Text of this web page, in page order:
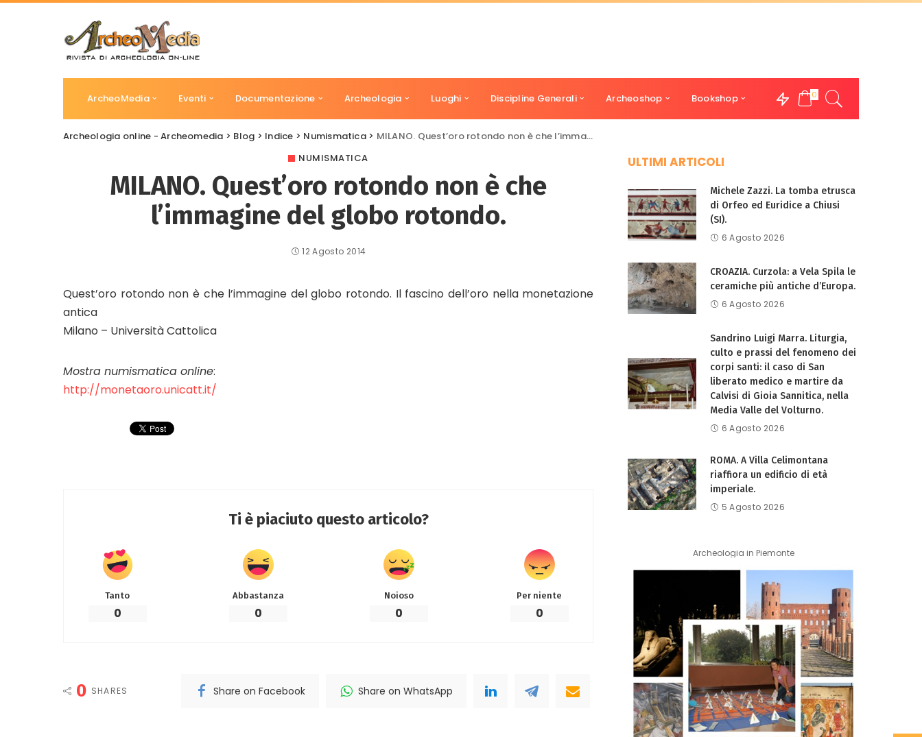
ArcheoMedia Eventi Documentazione Archeologia Luoghi Discipline Generali Archeoshop Bookshop 0
Archeologia online - Archeomedia > Blog > Indice > Numismatica> MILANO. Quest’oro rotondo non è che l’immagine del globo rotondo.
NUMISMATICA
MILANO. Quest’oro rotondo non è che
l’immagine del globo rotondo.
12 Agosto 2014
Quest’oro rotondo non è che l’immagine del globo rotondo. Il fascino dell’oro nella monetazione
antica
Milano – Università Cattolica
Mostra numismatica online:
http://monetaoro.unicatt.it/
Ti è piaciuto questo articolo?
Tanto
0
Abbastanza
0
Noioso
0
Per niente
0
0 SHARES Share on Facebook Share on WhatsApp
ULTIMI ARTICOLI
Michele Zazzi. La tomba etrusca
di Orfeo ed Euridice a Chiusi
(SI).
6 Agosto 2026
CROAZIA. Curzola: a Vela Spila le
ceramiche più antiche d’Europa.
6 Agosto 2026
Sandrino Luigi Marra. Liturgia,
culto e prassi del fenomeno dei
corpi santi: il caso di San
liberato medico e martire da
Calvisi di Gioia Sannitica, nella
Media Valle del Volturno.
6 Agosto 2026
ROMA. A Villa Celimontana
riaffiora un edificio di età
imperiale.
5 Agosto 2026
Archeologia in Piemonte